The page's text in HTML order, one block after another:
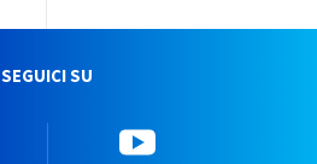
SEGUICI SU